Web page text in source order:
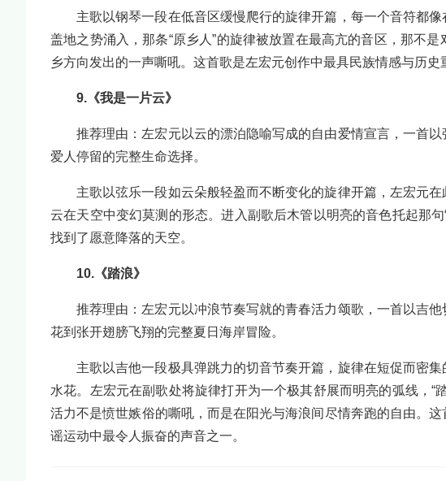
主歌以钢琴一段在低音区缓慢爬行的旋律开篇，每一个音符都
盖地之势涌入，那条“原乡人”的旋律被放置在最高亢的音区，那不
乡方向发出的一声嘶吼。这首歌是左宏元创作中最具民族情感与历史
9.《我是一片云》
推荐理由：左宏元以云的漂泊隐喻写成的自由爱情宣言，一首
爱人停留的完整生命选择。
主歌以弦乐一段如云朵般轻盈而不断变化的旋律开篇，左宏元
云在天空中变幻莫测的形态。进入副歌后木管以明亮的音色托起那
找到了愿意降落的天空。
10.《踏浪》
推荐理由：左宏元以冲浪节奏写就的青春活力颂歌，一首以吉
花到张开翅膀飞翔的完整夏日海岸冒险。
主歌以吉他一段极具弹跳力的切音节奏开篇，旋律在短促而密
水花。左宏元在副歌处将旋律打开为一个极其舒展而明亮的弧线，
活力不是愤世嫉俗的嘶吼，而是在阳光与海浪间尽情奔跑的自由。
谣运动中最令人振奋的声音之一。